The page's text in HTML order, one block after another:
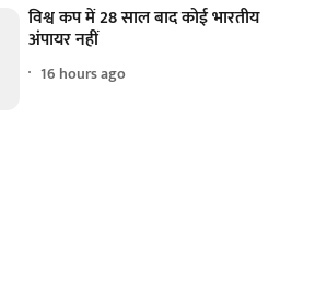
विश्व कप में 28 साल बाद कोई भारतीय
अंपायर नहीं
16 hours ago